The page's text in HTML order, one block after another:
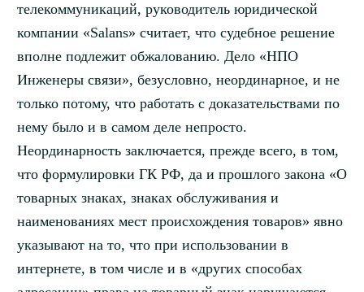
телекоммуникаций, руководитель юридической
компании «Salans» считает, что судебное решение
вполне подлежит обжалованию. Дело «НПО
Инженеры связи», безусловно, неординарное, и не
только потому, что работать с доказательствами по
нему было и в самом деле непросто.
Неординарность заключается, прежде всего, в том,
что формулировки ГК РФ, да и прошлого закона «О
товарных знаках, знаках обслуживания и
наименованиях мест происхождения товаров» явно
указывают на то, что при использовании в
интернете, в том числе и в «других способах